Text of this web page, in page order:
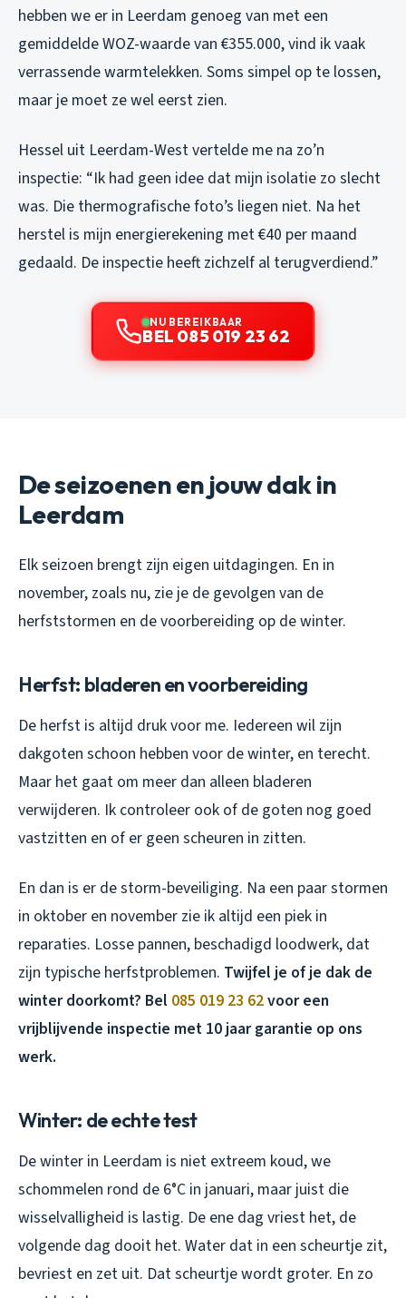
hebben we er in Leerdam genoeg van met een
gemiddelde WOZ-waarde van €355.000, vind ik vaak
verrassende warmtelekken. Soms simpel op te lossen,
maar je moet ze wel eerst zien.
Hessel uit Leerdam-West vertelde me na zo’n
inspectie: “Ik had geen idee dat mijn isolatie zo slecht
was. Die thermografische foto’s liegen niet. Na het
herstel is mijn energierekening met €40 per maand
gedaald. De inspectie heeft zichzelf al terugverdiend.”
NU BEREIKBAAR
BEL 085 019 23 62
De seizoenen en jouw dak in
Leerdam
Elk seizoen brengt zijn eigen uitdagingen. En in
november, zoals nu, zie je de gevolgen van de
herfststormen en de voorbereiding op de winter.
Herfst: bladeren en voorbereiding
De herfst is altijd druk voor me. Iedereen wil zijn
dakgoten schoon hebben voor de winter, en terecht.
Maar het gaat om meer dan alleen bladeren
verwijderen. Ik controleer ook of de goten nog goed
vastzitten en of er geen scheuren in zitten.
En dan is er de storm-beveiliging. Na een paar stormen
in oktober en november zie ik altijd een piek in
reparaties. Losse pannen, beschadigd loodwerk, dat
zijn typische herfstproblemen. Twijfel je of je dak de
winter doorkomt? Bel 085 019 23 62voor een
vrijblijvende inspectie met 10 jaar garantie op ons
werk.
Winter: de echte test
De winter in Leerdam is niet extreem koud, we
schommelen rond de 6°C in januari, maar juist die
wisselvalligheid is lastig. De ene dag vriest het, de
volgende dag dooit het. Water dat in een scheurtje zit,
bevriest en zet uit. Dat scheurtje wordt groter. En zo